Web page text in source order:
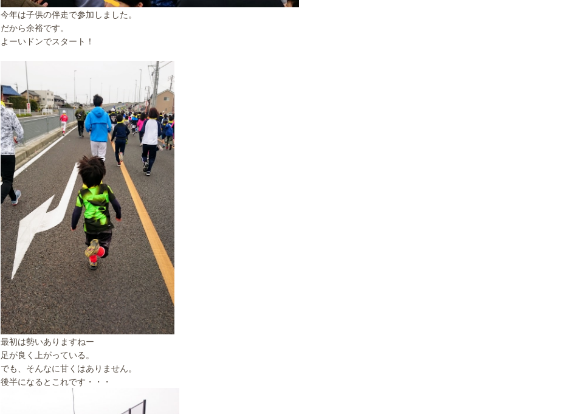
今年は子供の伴走で参加しました。
だから余裕です。
よーいドンでスタート！
最初は勢いありますねー
足が良く上がっている。
でも、そんなに甘くはありません。
後半になるとこれです・・・